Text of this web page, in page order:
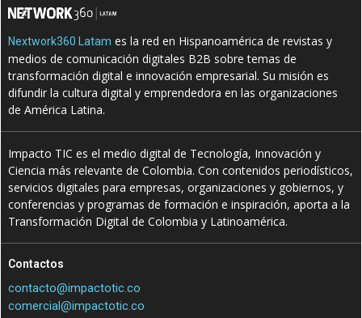
Nextwork360 Latam es la red en Hispanoamérica de revistas y
medios de comunicación digitales B2B sobre temas de
transformación digital e innovación empresarial. Su misión es
difundir la cultura digital y emprendedora en las organizaciones
de América Latina.
Impacto TIC es el medio digital de Tecnología, Innovación y
Ciencia más relevante de Colombia. Con contenidos periodísticos,
servicios digitales para empresas, organizaciones y gobiernos, y
conferencias y programas de formación e inspiración, aporta a la
Transformación Digital de Colombia y Latinoamérica.
Contactos
contacto@impactotic.co
comercial@impactotic.co